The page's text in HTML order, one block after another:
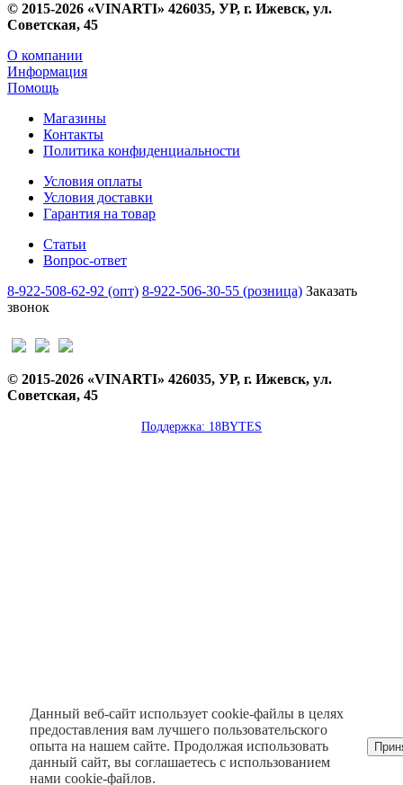
© 2015-2026 «VINARTI» 426035, УР, г. Ижевск, ул.
Советская, 45
О компании
Информация
Помощь
Магазины
Контакты
Политика конфиденциальности
Условия оплаты
Условия доставки
Гарантия на товар
Статьи
Вопрос-ответ
8-922-508-62-92 (опт) 8-922-506-30-55 (розница) Заказать
звонок
© 2015-2026 «VINARTI» 426035, УР, г. Ижевск, ул.
Советская, 45
Поддержка: 18BYTES
Данный веб-сайт использует cookie-файлы в целях
предоставления вам лучшего пользовательского
опыта на нашем сайте. Продолжая использовать
данный сайт, вы соглашаетесь с использованием
нами cookie-файлов.